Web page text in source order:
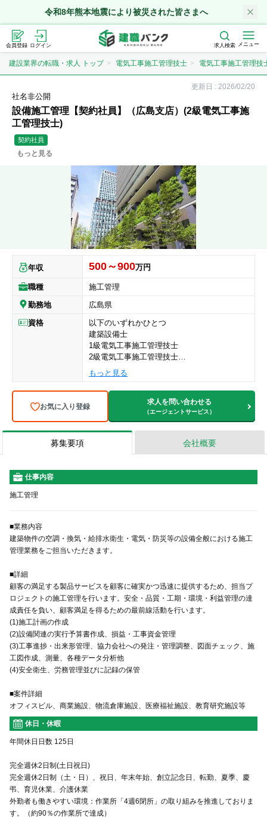
令和8年熊本地震により被災された皆さまへ
会員登録 ログイン 求人検索 メニュー
建設業界の転職・求人 トップ 電気工事施工管理技士 電気工事施工管理技
更新日 : 2026/02/20
社名非公開
設備施工管理【契約社員】（広島支店）(2級電気工事施
工管理技士)
契約社員
もっと見る
年収 500～900万円
職種
施工管理
勤務地
広島県
資格
以下のいずれかひとつ
建築設備士
1級電気工事施工管理技士
2級電気工事施工管理技士
1級建築施工管理技士
2級建築施工管理技士
1級管工事施工管理技士
2級管工事施工管理技士
もっと見る
お気に入り登録
求人を問い合わせる
（エージェントサービス）
募集要項 会社概要
仕事内容
施工管理
■業務内容
建築物件の空調・換気・給排水衛生・電気・防災等の設備全般における施工
管理業務をご担当いただきます。
■詳細
顧客の満足する製品サービスを顧客に確実かつ迅速に提供するため、担当プ
ロジェクトの施工管理を行います。安全・品質・工期・環境・利益管理の達
成責任を負い、顧客満足を得るための最前線活動を行います。
(1)施工計画の作成
(2)設備関連の実行予算書作成、損益・工事資金管理
(3)工事進捗・出来形管理、協力会社への発注・管理調整、図面チェック、施
工図作成、測量、各種データ分析他
(4)安全衛生、労務管理並びに記録の保管
■案件詳細
オフィスビル、商業施設、物流倉庫施設、医療福祉施設、教育研究施設等
休日・休暇
年間休日日数 125日
完全週休2日制(土日祝日)
完全週休2日制（土・日）、祝日、年末年始、創立記念日、転勤、夏季、慶
弔、育児休業、介護休業
外勤者も働きやすい環境：作業所「4週6閉所」の取り組みを推進しておりま
す。（約90％の作業所で達成）